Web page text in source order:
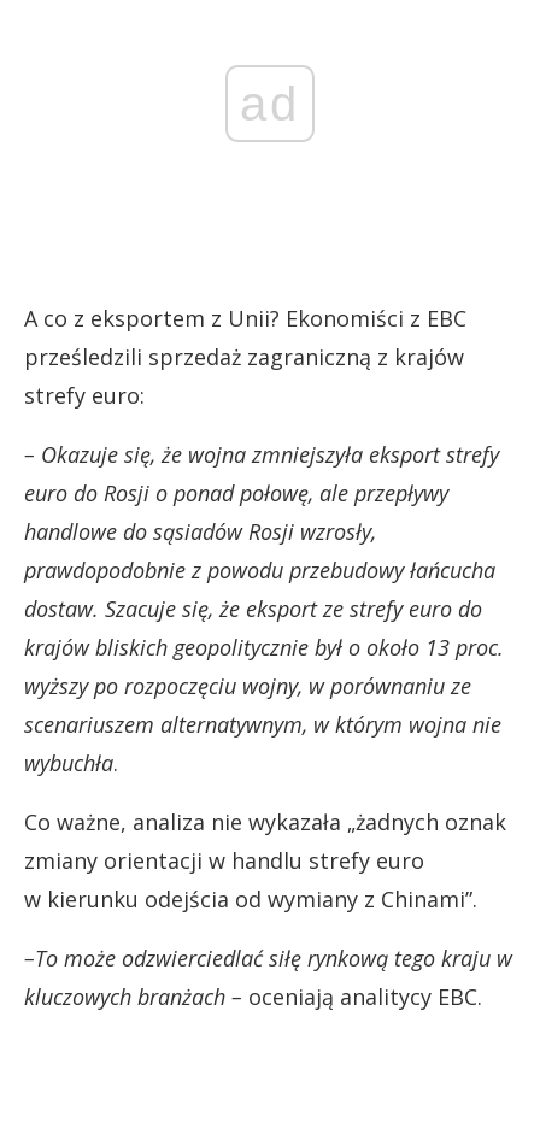
ad
A co z eksportem z Unii? Ekonomiści z EBC
prześledzili sprzedaż zagraniczną z krajów
strefy euro:
– Okazuje się, że wojna zmniejszyła eksport strefy
euro do Rosji o ponad połowę, ale przepływy
handlowe do sąsiadów Rosji wzrosły,
prawdopodobnie z powodu przebudowy łańcucha
dostaw. Szacuje się, że eksport ze strefy euro do
krajów bliskich geopolitycznie był o około 13 proc.
wyższy po rozpoczęciu wojny, w porównaniu ze
scenariuszem alternatywnym, w którym wojna nie
wybuchła.
Co ważne, analiza nie wykazała „żadnych oznak
zmiany orientacji w handlu strefy euro
w kierunku odejścia od wymiany z Chinami”.
–To może odzwierciedlać siłę rynkową tego kraju w
kluczowych branżach – oceniają analitycy EBC.